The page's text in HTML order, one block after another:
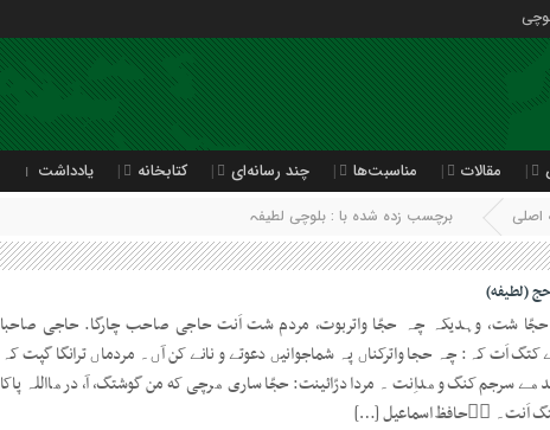
مقالات مناسبت‌ها چند رسانه‌ای کتابخانه یادداشت
برچسب زده شده با : بلوچی لطیفہ
(لطیفه)
حجّا شت، وہدیکہ چہ حجّا واتربوت، مردم شت اَنت حاجی صاحب چارگا. حاجی صاحبا
اَت کہ: چہ حجا واترکناں پہ شماجوانیں دعوتے و نانے کن آں۔ مردماں ترانگا گپت کہ
سرجم کنگ وھداِنت ۔ مردا درّائینت: حجّا ساری ھرچی که من گوشتگ، آ، درھااللہ پاکا
اَنت۔ ✍🏻حافظ اسماعیل […]